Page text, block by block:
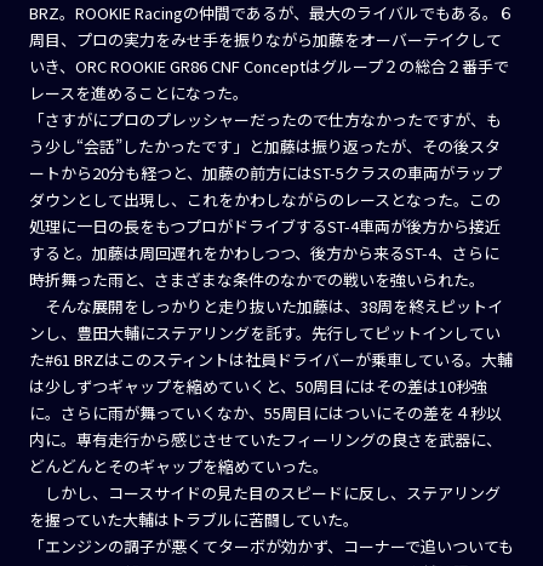
BRZ。ROOKIE Racingの仲間であるが、最大のライバルでもある。６
周目、プロの実力をみせ手を振りながら加藤をオーバーテイクして
いき、ORC ROOKIE GR86 CNF Conceptはグループ２の総合２番手で
レースを進めることになった。
「さすがにプロのプレッシャーだったので仕方なかったですが、も
う少し“会話”したかったです」と加藤は振り返ったが、その後スタ
ートから20分も経つと、加藤の前方にはST-5クラスの車両がラップ
ダウンとして出現し、これをかわしながらのレースとなった。この
処理に一日の長をもつプロがドライブするST-4車両が後方から接近
すると。加藤は周回遅れをかわしつつ、後方から来るST-4、さらに
時折舞った雨と、さまざまな条件のなかでの戦いを強いられた。
そんな展開をしっかりと走り抜いた加藤は、38周を終えピットイ
ンし、豊田大輔にステアリングを託す。先行してピットインしてい
た#61 BRZはこのスティントは社員ドライバーが乗車している。大輔
は少しずつギャップを縮めていくと、50周目にはその差は10秒強
に。さらに雨が舞っていくなか、55周目にはついにその差を４秒以
内に。専有走行から感じさせていたフィーリングの良さを武器に、
どんどんとそのギャップを縮めていった。
しかし、コースサイドの見た目のスピードに反し、ステアリング
を握っていた大輔はトラブルに苦闘していた。
「エンジンの調子が悪くてターボが効かず、コーナーで追いついても